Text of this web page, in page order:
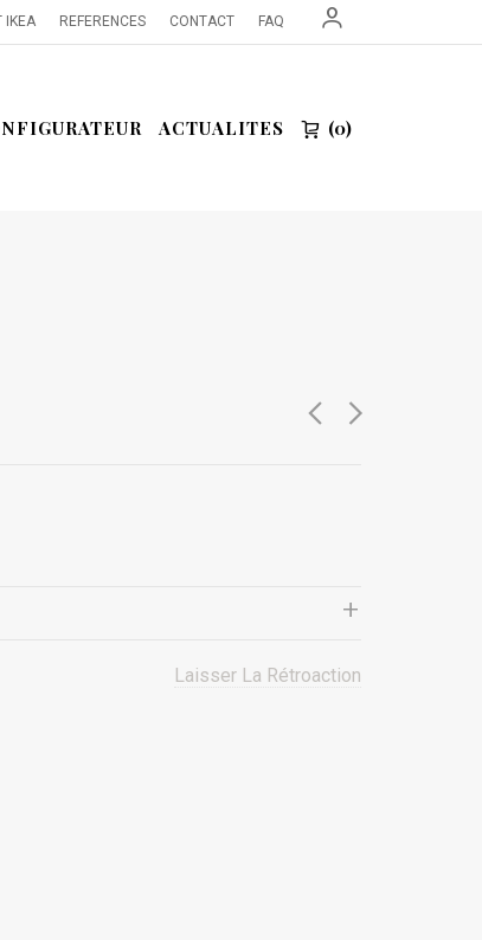
IKEA REFERENCES CONTACT FAQ
ACTUALITES 0
Laisser La Rétroaction